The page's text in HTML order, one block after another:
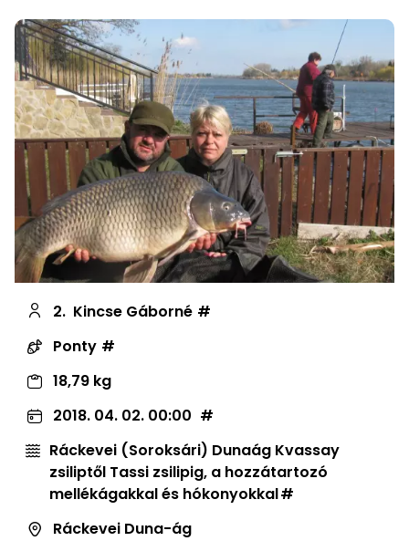
2. Kincse Gáborné
Ponty
18,79 kg
2018. 04. 02. 00:00
Ráckevei (Soroksári) Dunaág Kvassay
zsiliptől Tassi zsilipig, a hozzátartozó
mellékágakkal és hókonyokkal
Ráckevei Duna-ág